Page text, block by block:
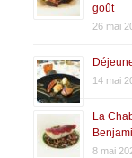
goût
26 mai
14 mai
La
8 mai